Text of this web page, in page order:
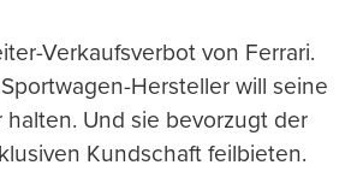
Verkaufsverbot von Ferrari.
Hersteller will seine
halten. Und sie bevorzugt der
Kundschaft feilbieten.